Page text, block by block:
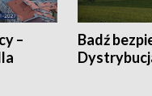
–
Badź